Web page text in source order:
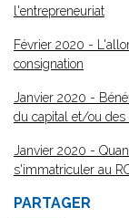
l'entrepreneuriat
Février 2020 -
consignation
Janvier 2020 -
du capital et/ou des
Janvier 2020 -
s'immatriculer au
PARTAGER